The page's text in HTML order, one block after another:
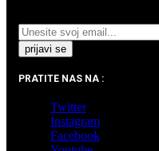
PRATITE NAS NA :
Twitter
Instagram
Facebook